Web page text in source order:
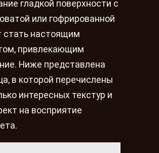
гладкой поверхности с
или гофрированной
стать настоящим
привлекающим
Ниже представлена
в которой перечислены
интересных текстур и
на восприятие